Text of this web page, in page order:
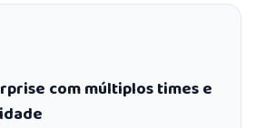
com múltiplos times e